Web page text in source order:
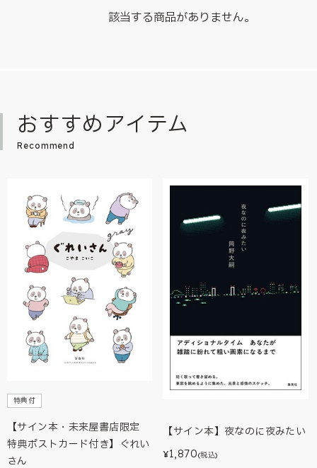
該当する商品がありません。
おすすめアイテム
Recommend
特典付
【サイン本・未来屋書店限定
特典ポストカード付き】ぐれい
さん
【サイン本】夜なのに夜みたい
¥1,870(税込)